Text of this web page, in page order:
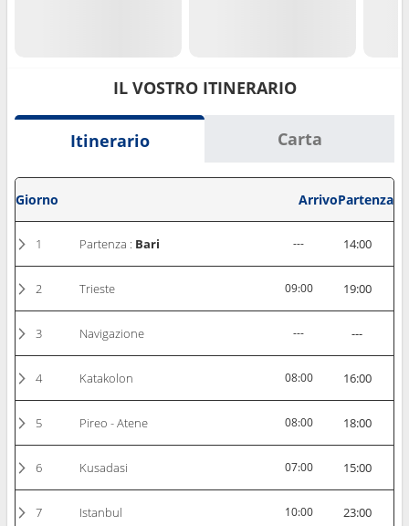
IL VOSTRO ITINERARIO
Itinerario Carta
Giorno ArrivoPartenza
1 Partenza : Bari --- 14:00
2 Trieste 09:00 19:00
3 Navigazione --- ---
4 Katakolon 08:00 16:00
5 Pireo - Atene 08:00 18:00
6 Kusadasi 07:00 15:00
7 Istanbul 10:00 23:00